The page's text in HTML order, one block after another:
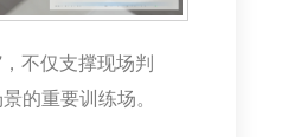
，不仅支撑现场判
的重要训练场。